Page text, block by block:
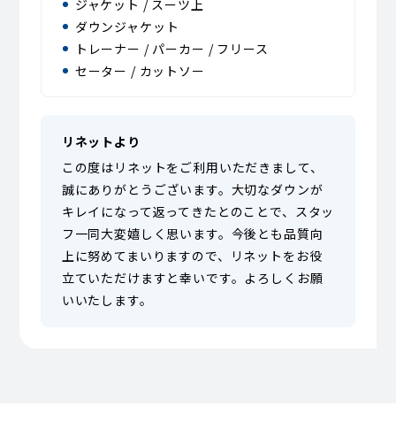
ジャケット / スーツ上
ダウンジャケット
トレーナー / パーカー / フリース
セーター / カットソー
リネットより
この度はリネットをご利用いただきまして、
誠にありがとうございます。大切なダウンが
キレイになって返ってきたとのことで、スタッ
フ一同大変嬉しく思います。今後とも品質向
上に努めてまいりますので、リネットをお役
立ていただけますと幸いです。よろしくお願
いいたします。